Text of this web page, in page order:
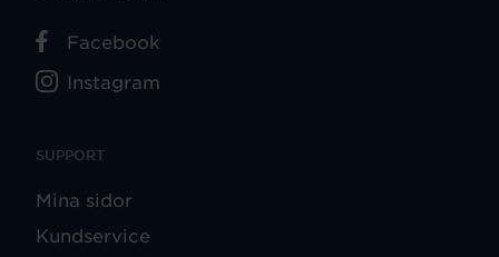
SUPPORT
Mina sidor
Kundservice
Facebook
Instagram